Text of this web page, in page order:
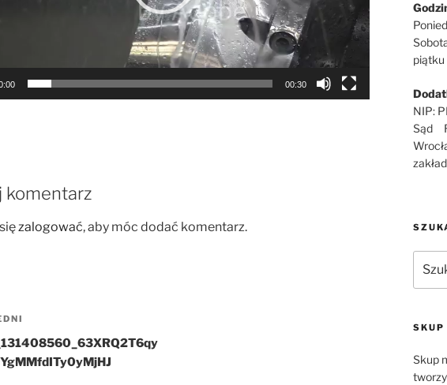
00:30
komentarz
zalogować, aby móc dodać komentarz.
piątku
NIP:
Sąd
Skup